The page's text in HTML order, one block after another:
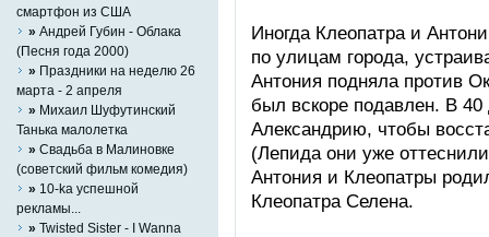
Иногда Клеопатра и
по улицам города,
Антония подняла против
был вскоре подавлен. В
Александрию, чтобы
(Лепида они уже
Антония и Клеопатры
Клеопатра Селена.
смартфон из США
» Андрей Губин - Облака
(Песня года 2000)
» Праздники на неделю 26
марта - 2 апреля
» Михаил Шуфутинский
Танька малолетка
» Свадьба в Малиновке
(советский фильм комедия)
» 10-ka успешной
рекламы...
» Twisted Sister - I Wanna